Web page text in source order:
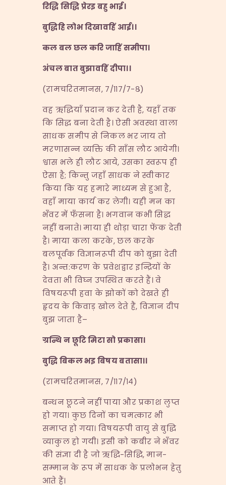
रिद्धि सिद्धि प्रेरइ बहु भाई।
बुद्धिहि लोभ दिखावहिं आई।।
कल बल छल करि जाहिं समीपा।
अंचल बात बुझावहिं दीपा।।
(रामचरितमानस, ७/११७/७-८)
वह ऋद्धियाँ प्रदान कर देती है, यहाँ तक
कि सिद्ध बना देती है। ऐसी अवस्था वाला
साधक समीप से निकल भर जाय तो
मरणासन्न व्यक्ति की साँस लौट आयेगी।
श्वास भले ही लौट आये, उसका स्वरूप ही
ऐसा है; किन्तु जहाँ साधक ने स्वीकार
किया कि यह हमारे माध्यम से हुआ है,
वहाँ माया कार्य कर लेगी। यही मन का
भँवर में फँसना है। भगवान कभी सिद्ध
नहीं बनाते। माया ही थोड़ा चारा फेंक देती
है। माया कला करके, छल करके
बलपूर्वक विज्ञानरूपी दीप को बुझा देती
है। अन्त:करण के प्रवेशद्वार इन्द्रियों के
देवता भी विघ्न उपस्थित करते हैं। वे
विषयरूपी हवा के झोकों को देखते ही
हृदय के किवाड़ खोल देते हैं, विज्ञान दीप
बुझ जाता है–
ग्रन्थि न छूटि मिटा सो प्रकासा।
बुद्धि बिकल भइ बिषय बतासा।।
(रामचरितमानस, ७/११७/१४)
बन्धन छूटने नहीं पाया और प्रकाश लुप्त
हो गया। कुछ दिनों का चमत्कार भी
समाप्त हो गया। विषयरूपी वायु से बुद्धि
व्याकुल हो गयी। इसी को कबीर ने भँवर
की संज्ञा दी है जो ऋद्धि-सिद्धि, मान-
सम्मान के रूप में साधक के प्रलोभन हेतु
आते हैं।